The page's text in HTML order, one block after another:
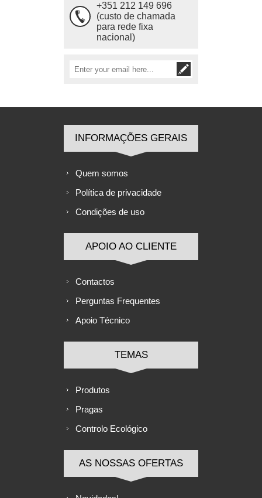
+351 212 149 696
(custo de chamada
para rede fixa
nacional)
INFORMAÇÕES GERAIS
Quem somos
Política de privacidade
Condições de uso
APOIO AO CLIENTE
Contactos
Perguntas Frequentes
Apoio Técnico
TEMAS
Produtos
Pragas
Controlo Ecológico
AS NOSSAS OFERTAS